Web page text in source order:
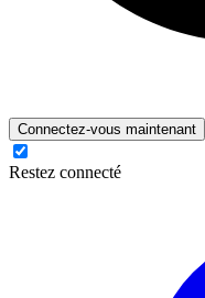
Connectez-vous maintenant
Restez connecté